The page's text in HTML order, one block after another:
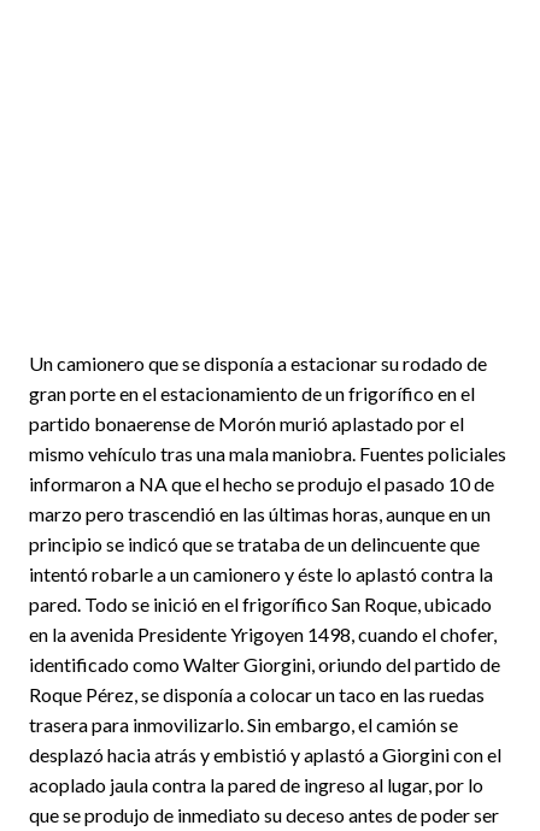
Un camionero que se disponía a estacionar su rodado de
gran porte en el estacionamiento de un frigorífico en el
partido bonaerense de Morón murió aplastado por el
mismo vehículo tras una mala maniobra. Fuentes policiales
informaron a NA que el hecho se produjo el pasado 10 de
marzo pero trascendió en las últimas horas, aunque en un
principio se indicó que se trataba de un delincuente que
intentó robarle a un camionero y éste lo aplastó contra la
pared. Todo se inició en el frigorífico San Roque, ubicado
en la avenida Presidente Yrigoyen 1498, cuando el chofer,
identificado como Walter Giorgini, oriundo del partido de
Roque Pérez, se disponía a colocar un taco en las ruedas
trasera para inmovilizarlo. Sin embargo, el camión se
desplazó hacia atrás y embistió y aplastó a Giorgini con el
acoplado jaula contra la pared de ingreso al lugar, por lo
que se produjo de inmediato su deceso antes de poder ser